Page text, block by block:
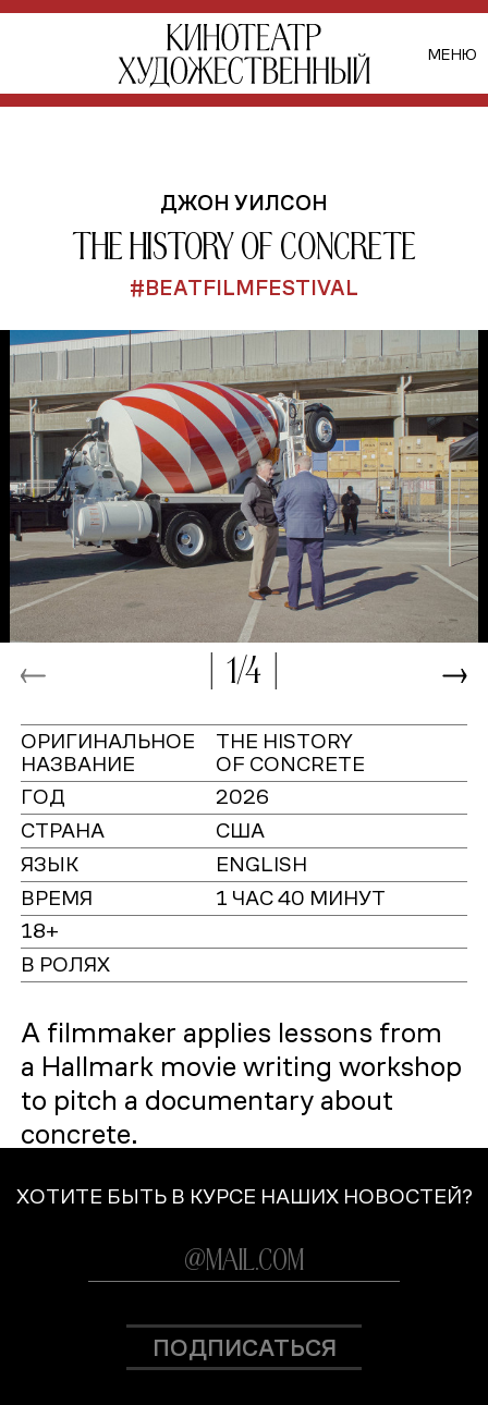
МЕНЮ
ДЖОН УИЛСОН
The History of Concrete
#BEATFILMFESTIVAL
1/4
ОРИГИНАЛЬНОЕ
НАЗВАНИЕ
THE HISTORY
OF CONCRETE
ГОД
2026
СТРАНА
США
ЯЗЫК
ENGLISH
ВРЕМЯ
1 ЧАС 40 МИНУТ
18+
В РОЛЯХ
A filmmaker applies lessons from
a Hallmark movie writing workshop
to pitch a documentary about
concrete.
ХОТИТЕ БЫТЬ В КУРСЕ НАШИХ НОВОСТЕЙ?
ПОДПИСАТЬСЯ